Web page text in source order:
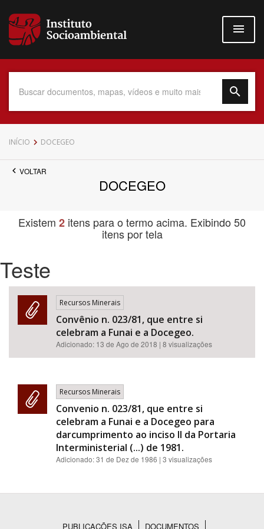
para
conteúdo
Data do Documento
Tema
Área de Levantamento
Área Protegida
BUSCAR
INÍCIO DOCEGEO
VOLTAR
DOCEGEO
Existem 2 itens para o termo acima. Exibindo 50
itens por tela
Teste
Recursos Minerais
Convênio n. 023/81, que entre si
celebram a Funai e a Docegeo.
Adicionado: 13 de Ago de 2018 | 8 visualizações
Recursos Minerais
Convenio n. 023/81, que entre si
celebram a Funai e a Docegeo para
darcumprimento ao inciso II da Portaria
Interministerial (...) de 1981.
Adicionado:31 de Dez de 1986 | 3 visualizações
PUBLICAÇÕES ISA DOCUMENTOS